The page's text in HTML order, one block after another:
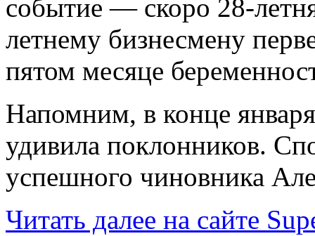
событие — скоро 28-
летнему бизнесмену
пятом месяце
Напомним, в конце
удивила поклонников.
успешного чиновника
Читать далее на сайте